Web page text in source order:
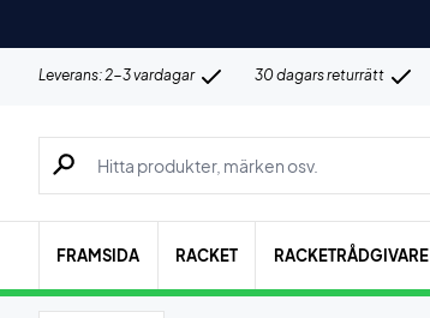
Leverans: 2-3 vardagar 30 dagars returrätt
Sök efter produkter, märken osv.
FRAMSIDA RACKET RACKETRÅDGIVARE